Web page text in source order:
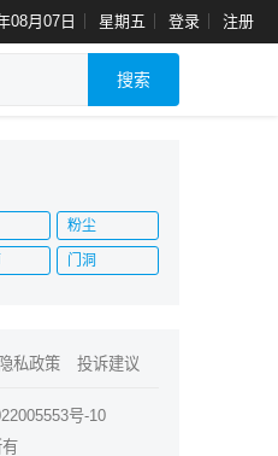
08月07日 星期五 登录 注册
搜索
粉尘
门洞
隐私政策 投诉建议
号-10
有